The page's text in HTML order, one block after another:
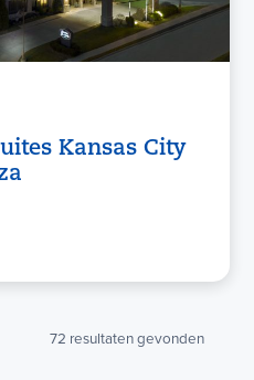
Kansas City
72 resultaten gevonden